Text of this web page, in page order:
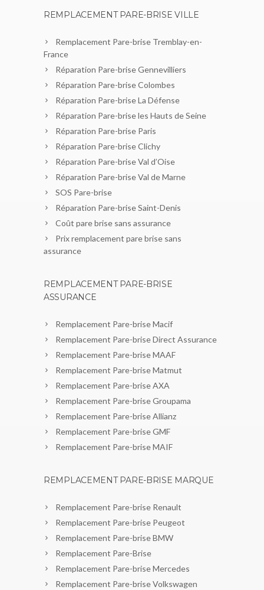
REMPLACEMENT PARE-BRISE VILLE
Remplacement Pare-brise Tremblay-en-
France
Réparation Pare-brise Gennevilliers
Réparation Pare-brise Colombes
Réparation Pare-brise La Défense
Réparation Pare-brise les Hauts de Seine
Réparation Pare-brise Paris
Réparation Pare-brise Clichy
Réparation Pare-brise Val d’Oise
Réparation Pare-brise Val de Marne
SOS Pare-brise
Réparation Pare-brise Saint-Denis
Coût pare brise sans assurance
Prix remplacement pare brise sans
assurance
REMPLACEMENT PARE-BRISE
ASSURANCE
Remplacement Pare-brise Macif
Remplacement Pare-brise Direct Assurance
Remplacement Pare-brise MAAF
Remplacement Pare-brise Matmut
Remplacement Pare-brise AXA
Remplacement Pare-brise Groupama
Remplacement Pare-brise Allianz
Remplacement Pare-brise GMF
Remplacement Pare-brise MAIF
REMPLACEMENT PARE-BRISE MARQUE
Remplacement Pare-brise Renault
Remplacement Pare-brise Peugeot
Remplacement Pare-brise BMW
Remplacement Pare-Brise
Remplacement Pare-brise Mercedes
Remplacement Pare-brise Volkswagen